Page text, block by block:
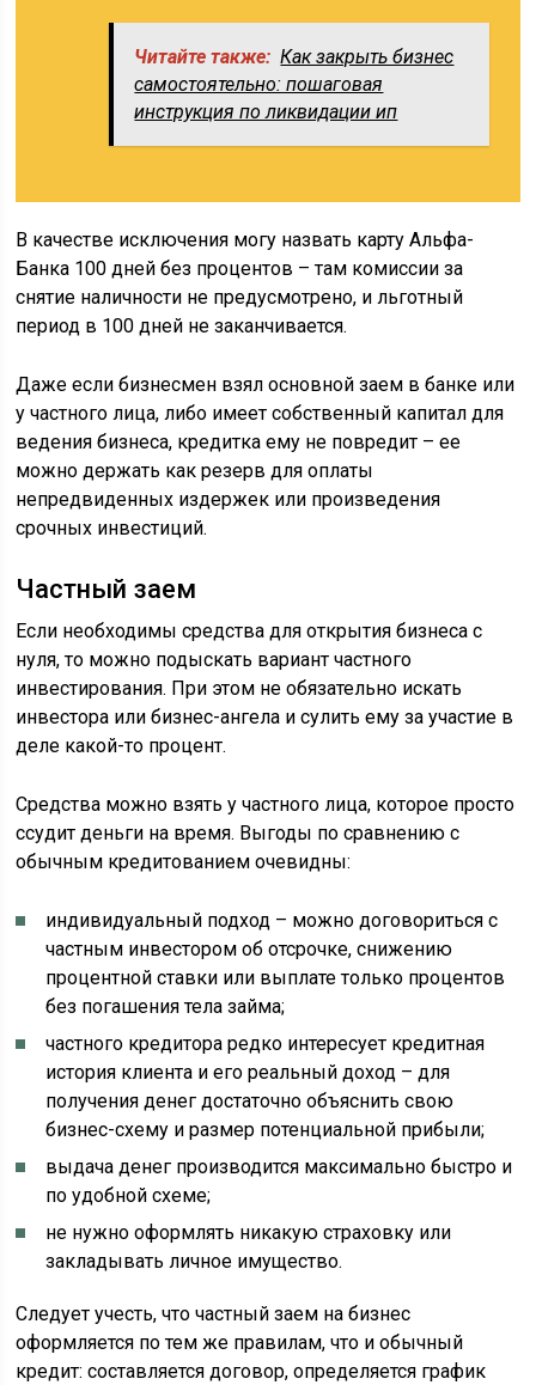
Читайте также: Как закрыть бизнес
самостоятельно: пошаговая
инструкция по ликвидации ип
В качестве исключения могу назвать карту Альфа-
Банка 100 дней без процентов – там комиссии за
снятие наличности не предусмотрено, и льготный
период в 100 дней не заканчивается.
Даже если бизнесмен взял основной заем в банке или
у частного лица, либо имеет собственный капитал для
ведения бизнеса, кредитка ему не повредит – ее
можно держать как резерв для оплаты
непредвиденных издержек или произведения
срочных инвестиций.
Частный заем
Если необходимы средства для открытия бизнеса с
нуля, то можно подыскать вариант частного
инвестирования. При этом не обязательно искать
инвестора или бизнес-ангела и сулить ему за участие в
деле какой-то процент.
Средства можно взять у частного лица, которое просто
ссудит деньги на время. Выгоды по сравнению с
обычным кредитованием очевидны:
индивидуальный подход – можно договориться с
частным инвестором об отсрочке, снижению
процентной ставки или выплате только процентов
без погашения тела займа;
частного кредитора редко интересует кредитная
история клиента и его реальный доход – для
получения денег достаточно объяснить свою
бизнес-схему и размер потенциальной прибыли;
выдача денег производится максимально быстро и
по удобной схеме;
не нужно оформлять никакую страховку или
закладывать личное имущество.
Следует учесть, что частный заем на бизнес
оформляется по тем же правилам, что и обычный
кредит: составляется договор, определяется график